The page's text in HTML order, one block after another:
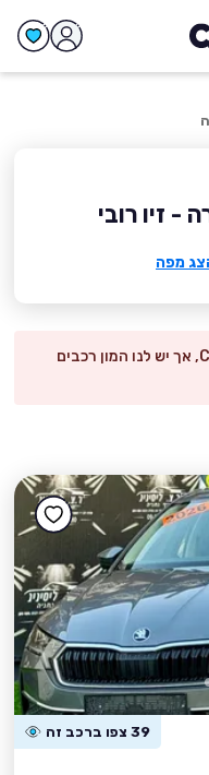
- זיו רובי
מפה
סוכנות זו לא פעילה באתר Carwiz, אך יש לנו המון רכבים
39 צפו ברכב זה